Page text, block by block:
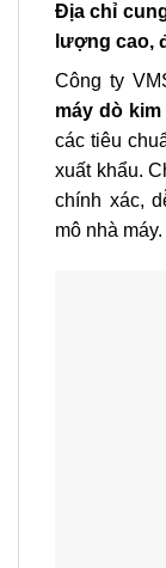
Địa chỉ
lượng cao,
Công ty
máy dò
các tiêu
xuất khẩu.
chính xác,
mô nhà máy.